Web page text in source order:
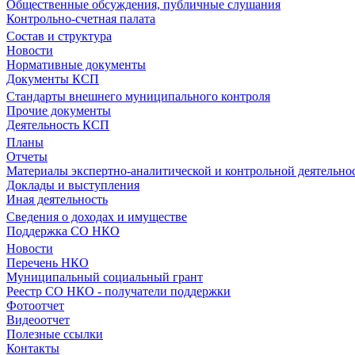
Общественные обсуждения, публичные слушания
Контрольно-счетная палата
Состав и структура
Новости
Нормативные документы
Документы КСП
Стандарты внешнего муниципального контроля
Прочие документы
Деятельность КСП
Планы
Отчеты
Материалы экспертно-аналитической и контрольной
Доклады и выступления
Иная деятельность
Сведения о доходах и имуществе
Поддержка СО НКО
Новости
Перечень НКО
Муниципальный социальный грант
Реестр СО НКО - получатели поддержки
Фотоотчет
Видеоотчет
Полезные ссылки
Контакты